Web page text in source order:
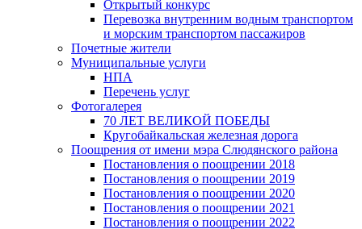
Открытый конкурс
Перевозка внутренним водным транспортом
и морским транспортом пассажиров
Почетные жители
Муниципальные услуги
НПА
Перечень услуг
Фотогалерея
70 ЛЕТ ВЕЛИКОЙ ПОБЕДЫ
Кругобайкальская железная дорога
Поощрения от имени мэра Слюдянского района
Постановления о поощрении 2018
Постановления о поощрении 2019
Постановления о поощрении 2020
Постановления о поощрении 2021
Постановления о поощрении 2022